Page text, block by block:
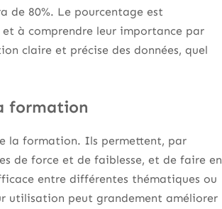
de 80%. Le pourcentage est
à comprendre leur importance par
claire et précise des données, quel
formation
la formation. Ils permettent, par
de force et de faiblesse, et de faire en
entre différentes thématiques ou
utilisation peut grandement améliorer